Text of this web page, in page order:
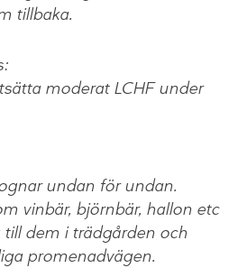
tillbaka.
moderat LCHF under
undan för undan.
vinbär, björnbär, hallon etc
dem i trädgården och
promenadvägen.